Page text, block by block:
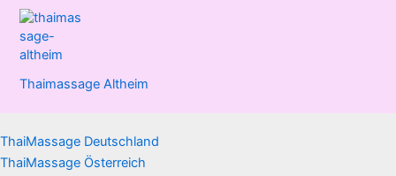
Thaimassage Altheim
ThaiMassage Deutschland
ThaiMassage Österreich